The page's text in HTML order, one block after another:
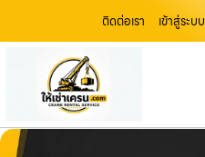
ติดต่อเรา เข้าสู่ระบบ